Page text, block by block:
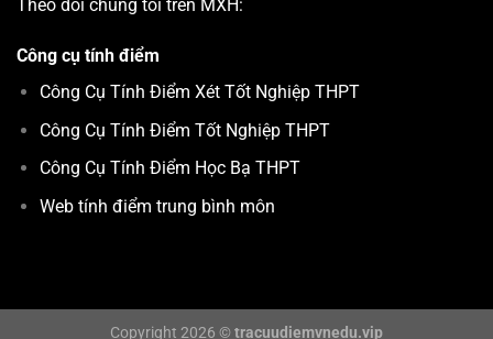
Theo dõi chúng tôi trên MXH:
Công cụ tính điểm
Công Cụ Tính Điểm Xét Tốt Nghiệp THPT
Công Cụ Tính Điểm Tốt Nghiệp THPT
Công Cụ Tính Điểm Học Bạ THPT
Web tính điểm trung bình môn
Copyright 2026 © tracuudiemvnedu.vip